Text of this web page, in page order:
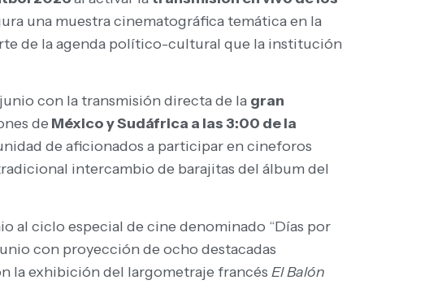
una muestra cinematográfica temática en la
de la agenda político-cultural que la institución
junio con la transmisión directa de la gran
de México y Sudáfrica a las 3:00 de la
de aficionados a participar en cineforos
intercambio de barajitas del álbum del
al ciclo especial de cine denominado “Días por
con proyección de ocho destacadas
la exhibición del largometraje francés El Balón